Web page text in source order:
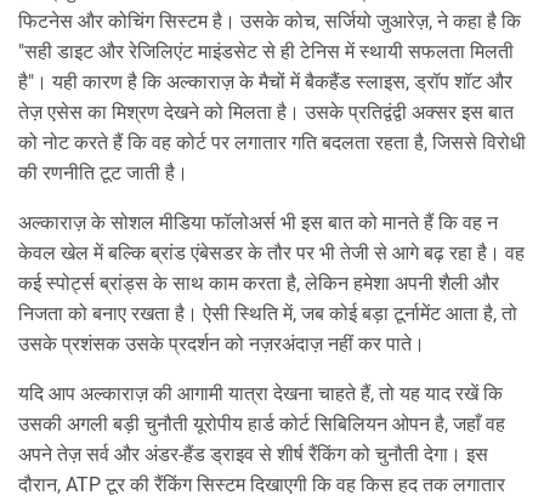
फिटनेस और कोचिंग सिस्टम है। उसके कोच, सर्जियो जुआरेज़, ने कहा है कि
"सही डाइट और रेजिलिएंट माइंडसेट से ही टेनिस में स्थायी सफलता मिलती
है"। यही कारण है कि अल्काराज़ के मैचों में बैकहैंड स्लाइस, ड्रॉप शॉट और
तेज़ एसेस का मिश्रण देखने को मिलता है। उसके प्रतिद्वंद्वी अक्सर इस बात
को नोट करते हैं कि वह कोर्ट पर लगातार गति बदलता रहता है, जिससे विरोधी
की रणनीति टूट जाती है।
अल्काराज़ के सोशल मीडिया फॉलोअर्स भी इस बात को मानते हैं कि वह न
केवल खेल में बल्कि ब्रांड एंबेसडर के तौर पर भी तेजी से आगे बढ़ रहा है। वह
कई स्पोर्ट्स ब्रांड्स के साथ काम करता है, लेकिन हमेशा अपनी शैली और
निजता को बनाए रखता है। ऐसी स्थिति में, जब कोई बड़ा टूर्नामेंट आता है, तो
उसके प्रशंसक उसके प्रदर्शन को नज़रअंदाज़ नहीं कर पाते।
यदि आप अल्काराज़ की आगामी यात्रा देखना चाहते हैं, तो यह याद रखें कि
उसकी अगली बड़ी चुनौती यूरोपीय हार्ड कोर्ट सिबिलियन ओपन है, जहाँ वह
अपने तेज़ सर्व और अंडर-हैंड ड्राइव से शीर्ष रैंकिंग को चुनौती देगा। इस
दौरान, ATP टूर की रैंकिंग सिस्टम दिखाएगी कि वह किस हद तक लगातार